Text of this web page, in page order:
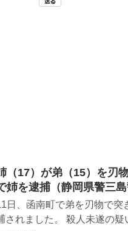
（17）が弟（15）を刃
姉を逮捕（静岡県警三島
日、函南町で弟を刃物で突
されました。 殺人未遂の